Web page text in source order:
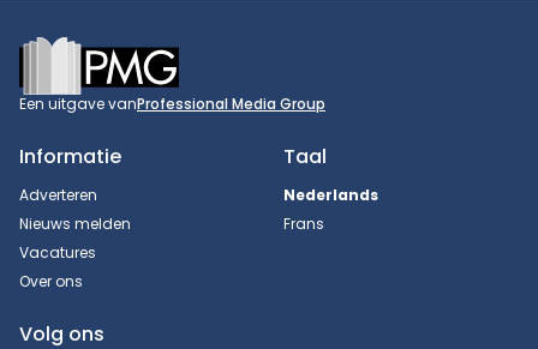
Footer
Een uitgave vanProfessional Media Group
Informatie
Adverteren
Nieuws melden
Vacatures
Over ons
Taal
Nederlands
Frans
Volg ons